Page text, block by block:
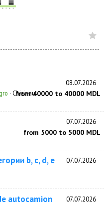
08.07.2026
· Chisinau
from 40000 to 40000 MDL
07.07.2026
from 5000 to 5000 MDL
b, c, d, e 07.07.2026
autocamion 07.07.2026